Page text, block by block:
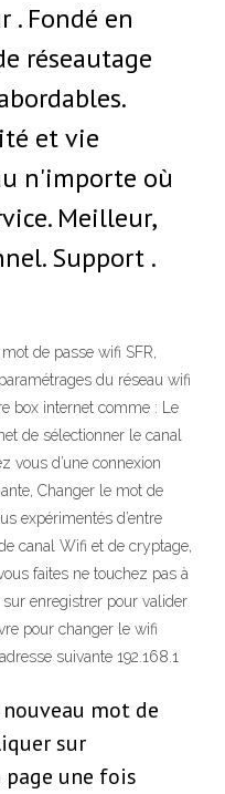
. Fondé en
réseautage
et vie
n'importe où
Meilleur,
Support .
de passe wifi SFR,
du réseau wifi
box internet comme : Le
de sélectionner le canal
vous d’une connexion
Changer le mot de
expérimentés d’entre
canal Wifi et de cryptage,
faites ne touchez pas à
enregistrer pour valider
pour changer le wifi
suivante 192.168.1
mot de
sur
une fois